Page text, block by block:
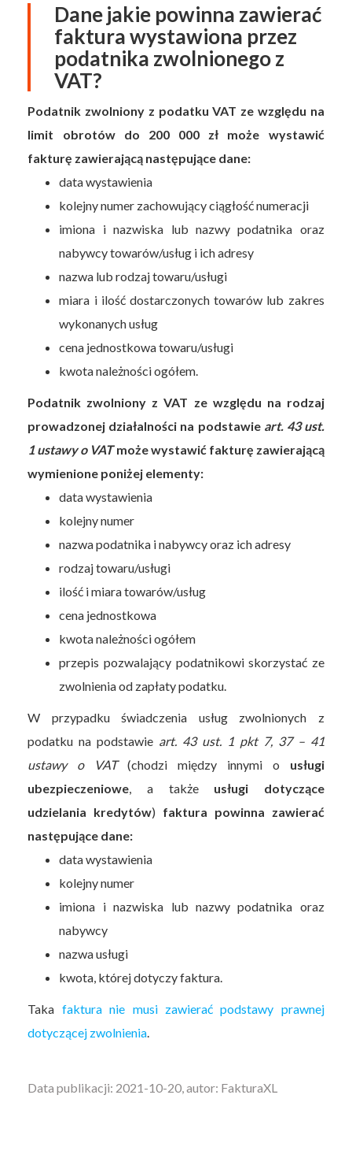
Dane jakie powinna zawierać
faktura wystawiona przez
podatnika zwolnionego z
VAT?
Podatnik zwolniony z podatku VAT ze względu na
limit obrotów do 200 000 zł może wystawić
fakturę zawierającą następujące dane:
data wystawienia
kolejny numer zachowujący ciągłość numeracji
imiona i nazwiska lub nazwy podatnika oraz
nabywcy towarów/usług i ich adresy
nazwa lub rodzaj towaru/usługi
miara i ilość dostarczonych towarów lub zakres
wykonanych usług
cena jednostkowa towaru/usługi
kwota należności ogółem.
Podatnik zwolniony z VAT ze względu na rodzaj
prowadzonej działalności na podstawie art. 43 ust.
1 ustawy o VATmoże wystawić fakturę zawierającą
wymienione poniżej elementy:
data wystawienia
kolejny numer
nazwa podatnika i nabywcy oraz ich adresy
rodzaj towaru/usługi
ilość i miara towarów/usług
cena jednostkowa
kwota należności ogółem
przepis pozwalający podatnikowi skorzystać ze
zwolnienia od zapłaty podatku.
W przypadku świadczenia usług zwolnionych z
podatku na podstawie art. 43 ust. 1 pkt 7, 37 – 41
ustawy o VAT(chodzi między innymi o usługi
ubezpieczeniowe, a także usługi dotyczące
udzielania kredytów) faktura powinna zawierać
następujące dane:
data wystawienia
kolejny numer
imiona i nazwiska lub nazwy podatnika oraz
nabywcy
nazwa usługi
kwota, której dotyczy faktura.
Taka faktura nie musi zawierać podstawy prawnej
dotyczącej zwolnienia.
Data publikacji: 2021-10-20, autor: FakturaXL